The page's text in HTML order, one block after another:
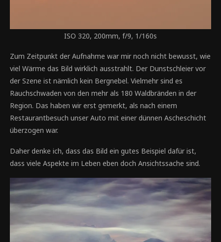
ISO 320, 200mm, f/9, 1/160s
Zum Zeitpunkt der Aufnahme war mir noch nicht bewusst, wie
viel Wärme das Bild wirklich ausstrahlt. Der Dunstschleier vor
der Szene ist nämlich kein Bergnebel. Vielmehr sind es
Rauchschwaden von den mehr als 180 Waldbränden in der
Region. Das haben wir erst gemerkt, als nach einem
Restaurantbesuch unser Auto mit einer dünnen Ascheschicht
überzogen war.
Daher denke ich, dass das Bild ein gutes Beispiel dafür ist,
dass viele Aspekte im Leben eben doch Ansichtssache sind.